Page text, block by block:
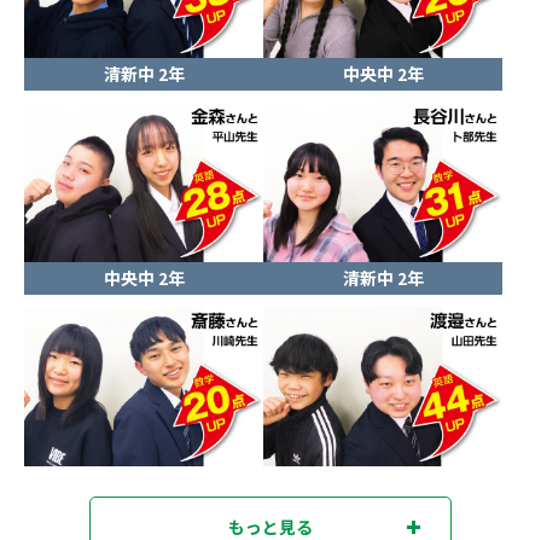
清新中 2年 中央中 2年
中央中 2年 清新中 2年
もっと見る